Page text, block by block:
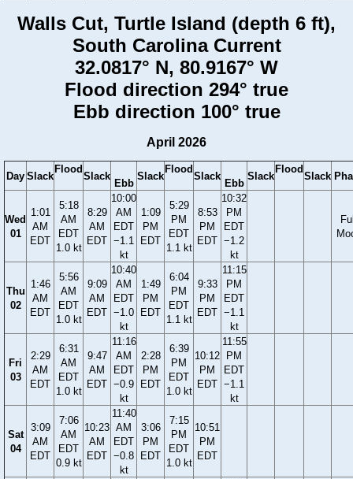
Walls Cut, Turtle Island (depth 6 ft),
South Carolina Current
32.0817° N, 80.9167° W
Flood direction 294° true
Ebb direction 100° true
April 2026
Day Slack
Flood
Slack
Ebb
Slack
Flood
Slack
Ebb
Slack
Flood
Slack
Wed
01
1:01
AM
EDT
5:18
AM
EDT
1.0 kt
8:29
AM
EDT
10:00
AM
EDT
−1.1
kt
1:09
PM
EDT
5:29
PM
EDT
1.1 kt
8:53
PM
EDT
10:32
PM
EDT
−1.2
kt
Thu
02
1:46
AM
EDT
5:56
AM
EDT
1.0 kt
9:09
AM
EDT
10:40
AM
EDT
−1.0
kt
1:49
PM
EDT
6:04
PM
EDT
1.1 kt
9:33
PM
EDT
11:15
PM
EDT
−1.1
kt
Fri
03
2:29
AM
EDT
6:31
AM
EDT
1.0 kt
9:47
AM
EDT
11:16
AM
EDT
−0.9
kt
2:28
PM
EDT
6:39
PM
EDT
1.0 kt
10:12
PM
EDT
11:55
PM
EDT
−1.1
kt
Sat
04
3:09
AM
EDT
7:06
AM
EDT
0.9 kt
10:23
AM
EDT
11:40
AM
EDT
−0.8
kt
3:06
PM
EDT
7:15
PM
EDT
1.0 kt
10:51
PM
EDT